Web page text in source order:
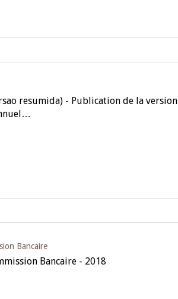
resumida) - Publication de la version
Bancaire
Bancaire - 2018